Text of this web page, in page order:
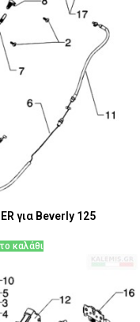
για Beverly 125
καλάθι